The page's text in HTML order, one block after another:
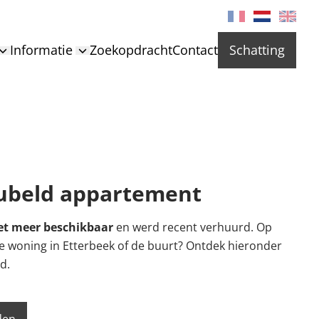
Informatie ZoekopdrachtContact Schatting
appartement
meer beschikbaar en werd recent verhuurd. Op
woning in Etterbeek of de buurt? Ontdek hieronder